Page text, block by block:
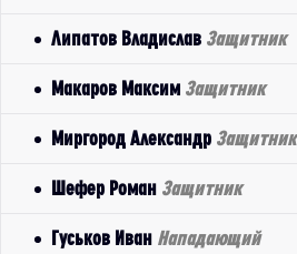
Липатов Владислав Защитник
Макаров Максим Защитник
Миргород Александр Защитник
Шефер Роман Защитник
Гуськов Иван Нападающий